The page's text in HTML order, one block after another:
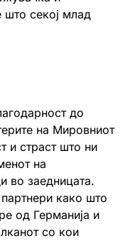
што секој млад
до
на Мировниот
и страст што ни
на
во заедницата.
како што
од Германија и
со кои